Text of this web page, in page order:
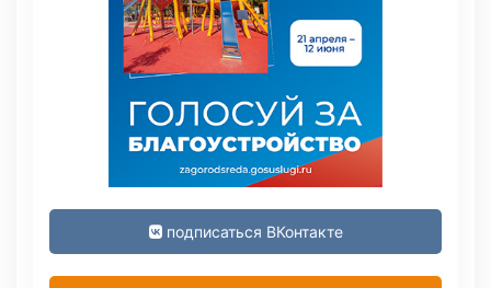
подписаться ВКонтакте